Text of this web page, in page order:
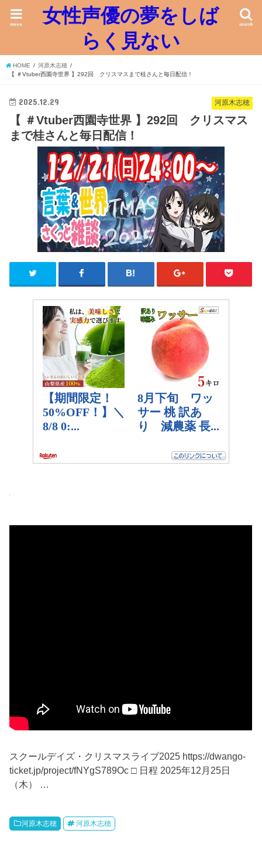
女性声優の夢をしば
らく見ない
search
menu
HOME
河原木志穂
【 ＃Vtuber西園寺世界 】292回 クリスマスまで桂さんと毎日配信！
河原木志穂
2025.12.29
【 ＃Vtuber西園寺世界 】292回 クリスマス
まで桂さんと毎日配信！
スクー​ルデイズ・クリスマスライブ2025 https://dwango-
ticket.jp/project/fNYgS789Oc □ 日程 2025年12月25日
（木） …
河原木志穂 河原木志穂